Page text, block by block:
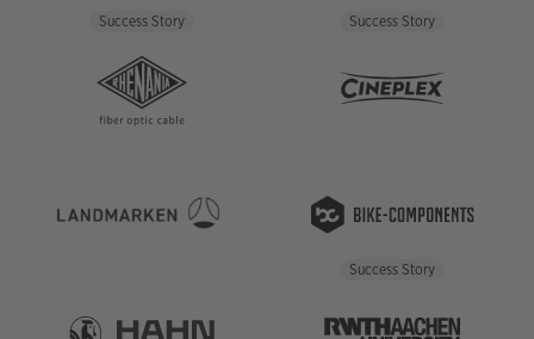
Success Story Success Story
Success Story